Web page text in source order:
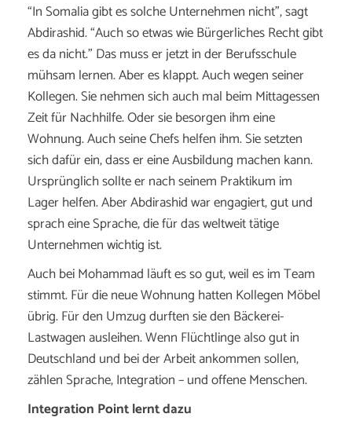
“In Somalia gibt es solche Unternehmen nicht”, sagt
Abdirashid. “Auch so etwas wie Bürgerliches Recht gibt
es da nicht.” Das muss er jetzt in der Berufsschule
mühsam lernen. Aber es klappt. Auch wegen seiner
Kollegen. Sie nehmen sich auch mal beim Mittagessen
Zeit für Nachhilfe. Oder sie besorgen ihm eine
Wohnung. Auch seine Chefs helfen ihm. Sie setzten
sich dafür ein, dass er eine Ausbildung machen kann.
Ursprünglich sollte er nach seinem Praktikum im
Lager helfen. Aber Abdirashid war engagiert, gut und
sprach eine Sprache, die für das weltweit tätige
Unternehmen wichtig ist.
Auch bei Mohammad läuft es so gut, weil es im Team
stimmt. Für die neue Wohnung hatten Kollegen Möbel
übrig. Für den Umzug durften sie den Bäckerei-
Lastwagen ausleihen. Wenn Flüchtlinge also gut in
Deutschland und bei der Arbeit ankommen sollen,
zählen Sprache, Integration – und offene Menschen.
Integration Point lernt dazu